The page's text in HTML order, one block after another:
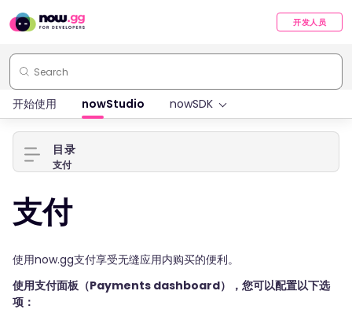
开发人员
开始使用 nowStudio nowSDK
支付
使用now.gg支付享受无缝应用内购买的便利。
使用支付面板（Payments dashboard），您可以配置以下选
项：
目录
支付